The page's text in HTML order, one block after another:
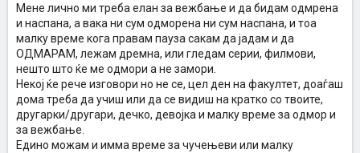
Мене лично ми треба елан за вежбање и да бидам одмрена
и наспана, а вака ни сум одморена ни сум наспана, и тоа
малку време кога правам пауза сакам да јадам и да
ОДМАРАМ, лежам дремна, или гледам серии, филмови,
нешто што ќе ме одмори а не замори.
Некој ќе рече изговори но не се, цел ден на факултет, доаѓаш
дома треба да учиш или да се видиш на кратко со твоите,
другарки/другари, дечко, девојка и малку време за одмор и
за вежбање.
Едино можам и имма време за чучењеви или малку